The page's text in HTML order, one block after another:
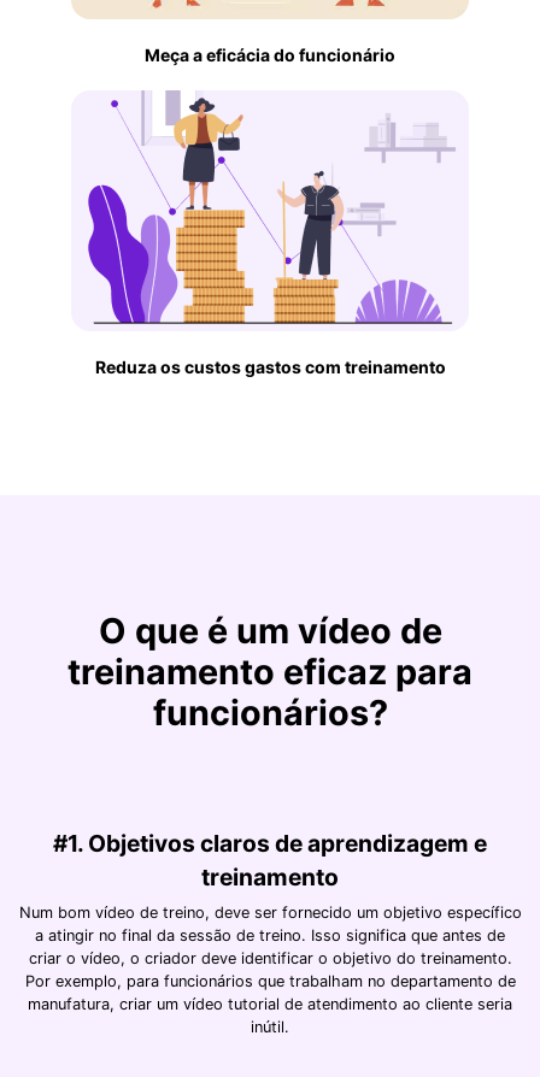
Meça a eficácia do funcionário
Reduza os custos gastos com treinamento
O que é um vídeo de
treinamento eficaz para
funcionários?
#1. Objetivos claros de aprendizagem e
treinamento
Num bom vídeo de treino, deve ser fornecido um objetivo específico
a atingir no final da sessão de treino. Isso significa que antes de
criar o vídeo, o criador deve identificar o objetivo do treinamento.
Por exemplo, para funcionários que trabalham no departamento de
manufatura, criar um vídeo tutorial de atendimento ao cliente seria
inútil.